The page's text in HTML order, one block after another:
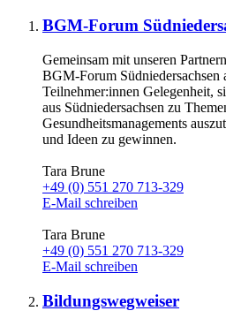
BGM-Forum
Gemeinsam mit unseren
BGM-Forum Südniedersachsen
Teilnehmer:innen Gelegenheit,
aus Südniedersachsen zu
Gesundheitsmanagements
und Ideen zu gewinnen.
Tara Brune
+49 (0) 551 270 713-329
E-Mail schreiben
Tara Brune
+49 (0) 551 270 713-329
E-Mail schreiben
Bildungswegweiser